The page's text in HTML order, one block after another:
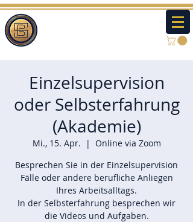
Einzelsupervision
oder Selbsterfahrung
(Akademie)
Mi., 15. Apr.
  |
Online via Zoom
Besprechen Sie in der Einzelsupervision
Fälle oder andere berufliche Anliegen
Ihres Arbeitsalltags.
In der Selbsterfahrung besprechen wir
die Videos und Aufgaben.